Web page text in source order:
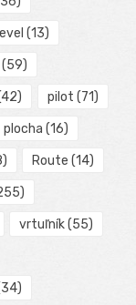
level (13)
(59)
pilot (71)
plocha (16)
Route (14)
vrtuľník(55)